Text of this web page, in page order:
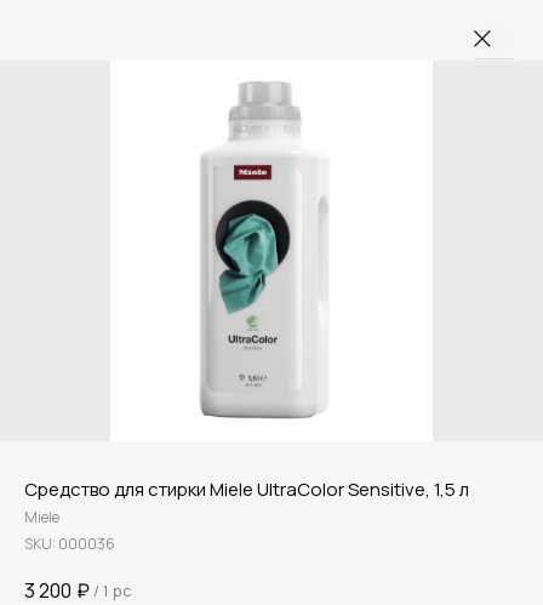
Средство для стирки Miele UltraColor Sensitive, 1,5 л
Miele
SKU: 000036
3 200 ₽ / 1 pc